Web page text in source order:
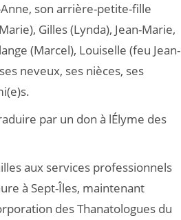
son arrière-petite-fille
Gilles (Lynda), Jean-Marie,
(Marcel), Louiselle (feu Jean-
neveux, ses nièces, ses
par un don à lÉlyme des
aux services professionnels
à Sept-Îles, maintenant
des Thanatologues du